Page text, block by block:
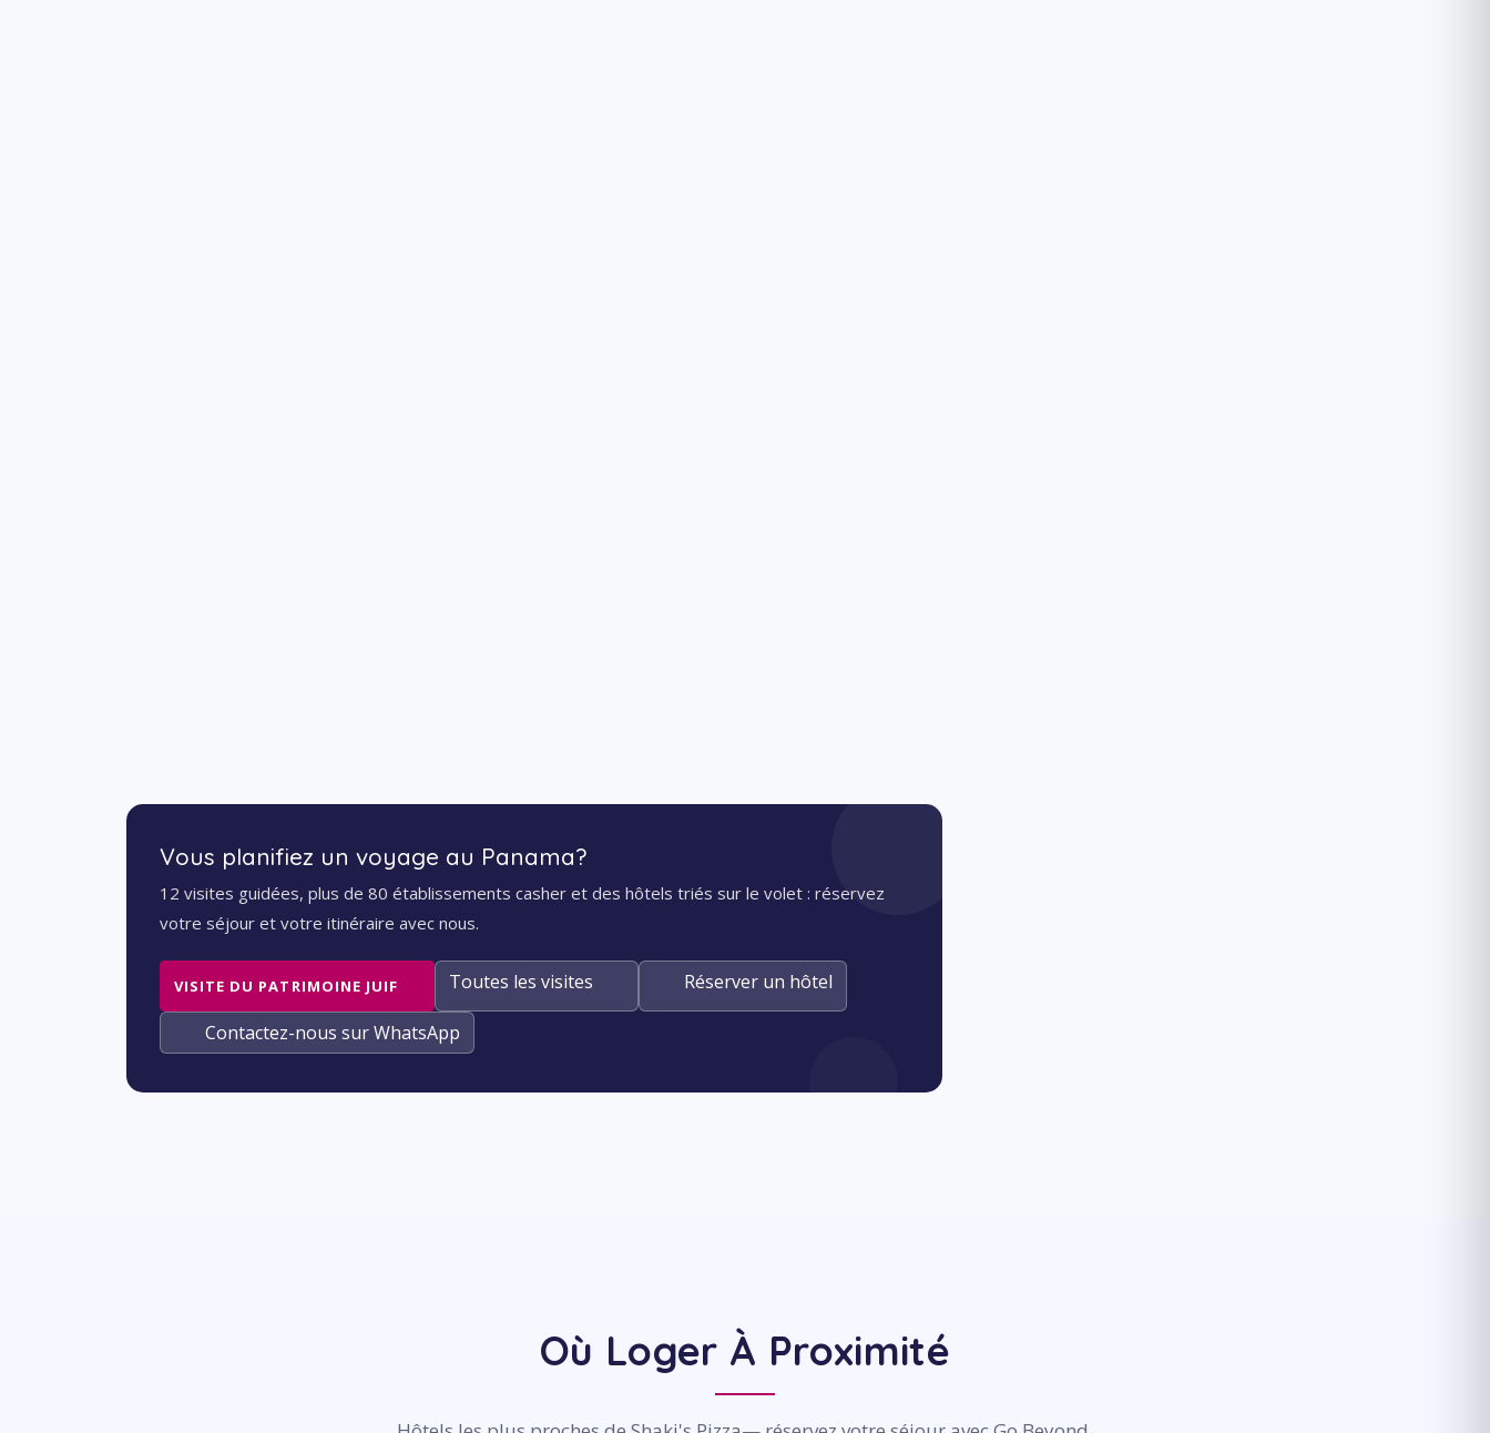
Vous planifiez un voyage au Panama?
12 visites guidées, plus de 80 établissements casher et des hôtels triés sur le volet : réservez
votre séjour et votre itinéraire avec nous.
VISITE DU PATRIMOINE JUIF Toutes les visites Réserver un hôtel
Contactez-nous sur WhatsApp
Où Loger À Proximité